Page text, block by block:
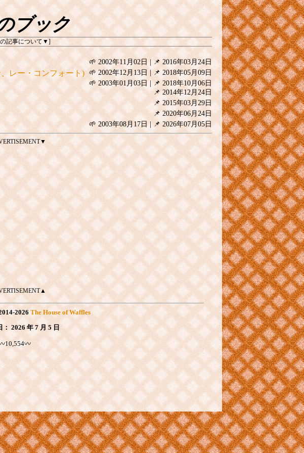
ブック
記事について ]
🌱 2002年11月02日 | 📌 2016年03月24日
、レー・コンフォート) 🌱 2002年12月13日 | 📌 2018年05月09日
🌱 2003年01月03日 |📌 2018年10月06日
📌 2014年12月24日
📌 2015年03月29日
📌 2020年06月24日
🌱 2003年08月17日 | 📌 2026年07月05日
-2026 The House of Waffles
：2026 年 7 月 5 日
10,554〰